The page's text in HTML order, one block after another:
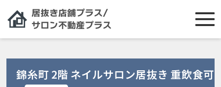
錦糸町 2階 ネイルサロン居抜き 重飲食可